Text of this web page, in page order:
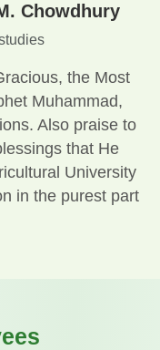
Chowdhury
the Most
Muhammad,
Also praise to
that He
University
in the purest part